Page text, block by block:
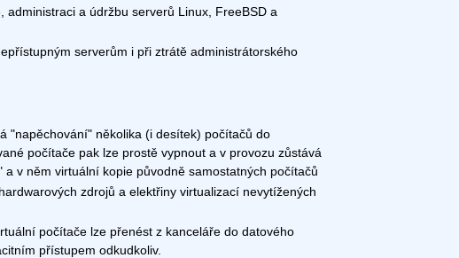
administraci a údržbu serverů Linux, FreeBSD a
serverům i při ztrátě administrátorského
"napěchování" několika (i desítek) počítačů do
počítače pak lze prostě vypnout a v provozu zůstává
a v něm virtuální kopie původně samostatných počítačů
zdrojů a elektřiny virtualizací nevytížených
počítače lze přenést z kanceláře do datového
přístupem odkudkoliv.